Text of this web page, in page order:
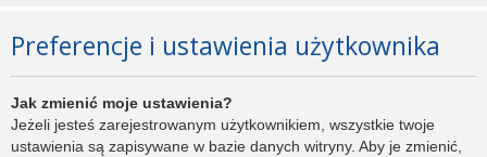
Preferencje i ustawienia użytkownika
Jak zmienić moje ustawienia?
Jeżeli jesteś zarejestrowanym użytkownikiem, wszystkie twoje
ustawienia są zapisywane w bazie danych witryny. Aby je zmienić,